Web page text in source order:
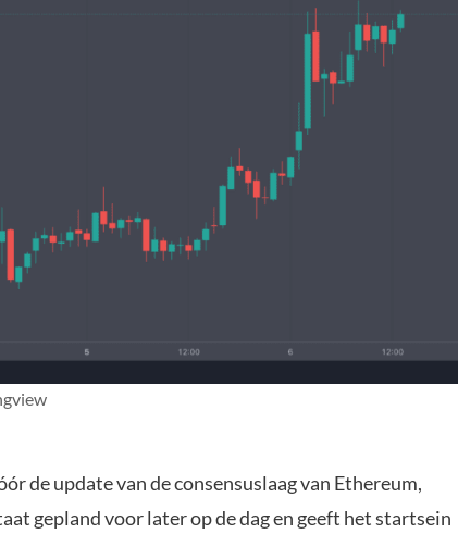
de update van de consensuslaag van Ethereum,
gepland voor later op de dag en geeft het startsein